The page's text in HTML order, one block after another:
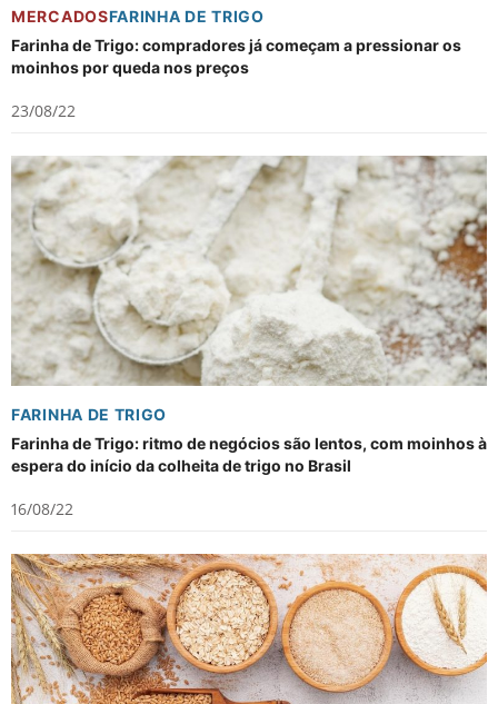
MERCADOSFARINHA DE TRIGO
Farinha de Trigo: compradores já começam a pressionar os
moinhos por queda nos preços
23/08/22
FARINHA DE TRIGO
Farinha de Trigo: ritmo de negócios são lentos, com moinhos à
espera do início da colheita de trigo no Brasil
16/08/22